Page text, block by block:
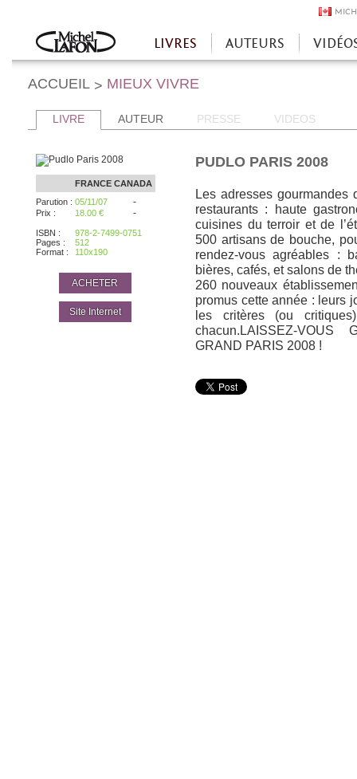
Accueil
LIVRES AUTEURS
ACCUEIL > MIEUX VIVRE
LIVRE AUTEUR PRESSE VIDEOS
FRANCE CANADA
Parution : 05/11/07 -
Prix : 18.00 € -
ISBN :
978-2-7499-0751
Pages :
512
Format :
110x190
ACHETER
Site Internet
PUDLO PARIS 2008
Les adresses
restaurants : haute
cuisines du terroir et de
500 artisans de bouche,
rendez-vous agréables :
bières, cafés, et salons de
260 nouveaux
promus cette année : leurs
les critères (ou
chacun.LAISSEZ-
GRAND PARIS 2008 !